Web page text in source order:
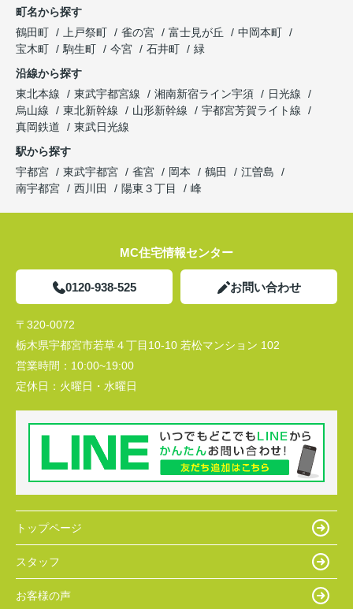
町名から探す
鶴田町
上戸祭町 雀の宮 富士見が丘
中岡本町
宝木町
駒生町 今宮 石井町
緑
沿線から探す
東北本線
東武宇都宮線 湘南新宿ライン宇須
日光線
烏山線
東北新幹線 山形新幹線
宇都宮芳賀ライト線
真岡鉄道
東武日光線
駅から探す
宇都宮
東武宇都宮 雀宮 岡本 鶴田
江曽島
南宇都宮
西川田 陽東３丁目 峰
MC住宅情報センター
0120-938-525 お問い合わせ
〒320-0072
栃木県宇都宮市若草４丁目10-10 若松マンション 102
営業時間： 10:00~19:00
定休日： 火曜日・水曜日
トップページ
スタッフ
お客様の声